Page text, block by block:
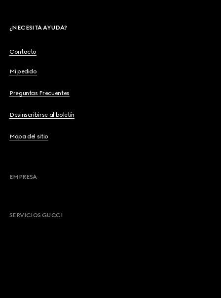
¿NECESITA AYUDA?
Contacto
Mi pedido
Preguntas Frecuentes
Desinscribirse al boletín
Mapa del sitio
EMPRESA
SERVICIOS GUCCI